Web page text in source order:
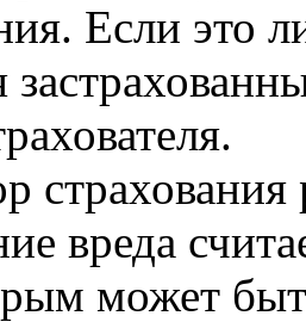
Если это
страхования
вреда
может